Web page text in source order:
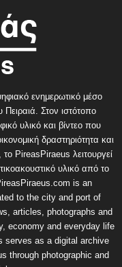
ενημερωτικό μέσο
Στον ιστότοπο
υλικό και βίντεο που
δραστηριότητα και
PireasPiraeus λειτουργεί
υλικό από το
is an
to the city and port of
articles, photographs and
economy and everyday life
serves as a digital archive
through photographic and